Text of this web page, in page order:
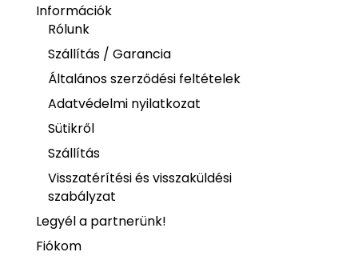
Információk
Rólunk
Szállítás / Garancia
Általános szerződési feltételek
Adatvédelmi nyilatkozat
Sütikről
Szállítás
Visszatérítési és visszaküldési
szabályzat
Legyél a partnerünk!
Fiókom